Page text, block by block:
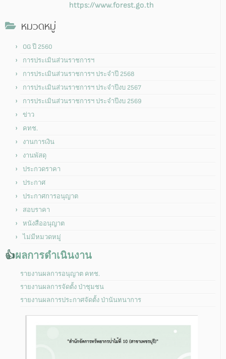
https://www.forest.go.th
หมวดหมู่
OG ปี 2560
การประเมินส่วนราชการฯ
การประเมินส่วนราชการฯ ประจำปี 2568
การประเมินส่วนราชการฯ ประจำปีงบ 2567
การประเมินส่วนราชการฯ ประจำปีงบ 2569
ข่าว
คทช.
งานการเงิน
งานพัสดุ
ประกวดราคา
ประกาศ
ประกาศการอนุญาต
สอบราคา
หนังสืออนุญาต
ไม่มีหมวดหมู่
👍ผลการดำเนินงาน
รายงานผลการอนุญาต คทช.
รายงานผลการจัดตั้ง ป่าชุมชน
รายงานผลการประกาศจัดตั้ง ป่านันทนาการ